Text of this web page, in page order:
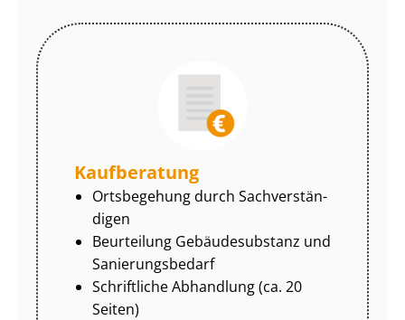
Kaufberatung
Ortsbegehung durch Sach­ver­stän­
di­gen
Beurteilung Gebäudesubstanz und
Sa­nie­rungs­be­darf
Schriftliche Abhandlung (ca. 20
Seiten)